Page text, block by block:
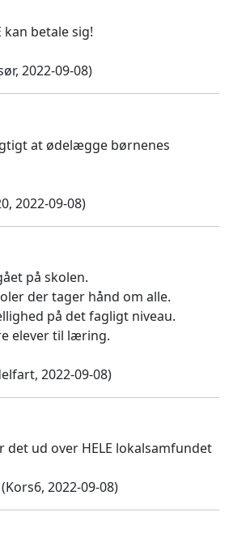
kan betale sig!
2022-09-08)
at ødelægge børnenes
2022-09-08)
på skolen.
der tager hånd om alle.
på det fagligt niveau.
elever til læring.
2022-09-08)
det ud over HELE lokalsamfundet
(Kors6, 2022-09-08)